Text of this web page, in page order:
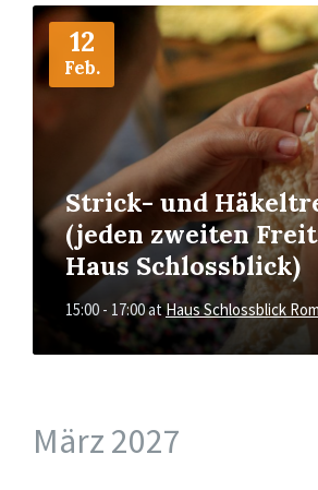
12
Feb.
Strick- und
(jeden zweiten
Haus Schlossblick)
15:00 - 17:00atHaus Schlossblick
More
Info
März 2027